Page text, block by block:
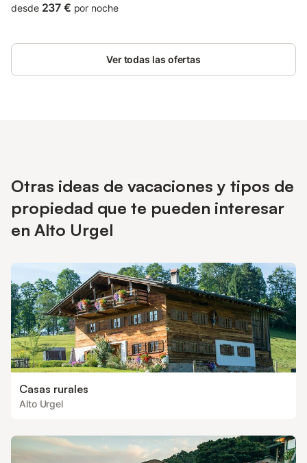
desde 237 € por noche
Ver todas las ofertas
Otras ideas de vacaciones y tipos de
propiedad que te pueden interesar
en Alto Urgel
Casas rurales
Alto Urgel